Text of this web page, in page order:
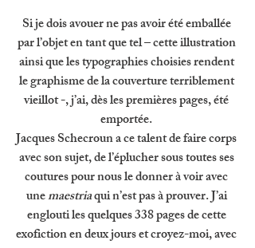
Si je dois avouer ne pas avoir été emballée
par l’objet en tant que tel – cette illustration
ainsi que les typographies choisies rendent
le graphisme de la couverture terriblement
vieillot -, j’ai, dès les premières pages, été
emportée.
Jacques Schecroun a ce talent de faire corps
avec son sujet, de l’éplucher sous toutes ses
coutures pour nous le donner à voir avec
une maestria qui n’est pas à prouver. J’ai
englouti les quelques 338 pages de cette
exofiction en deux jours et croyez-moi, avec